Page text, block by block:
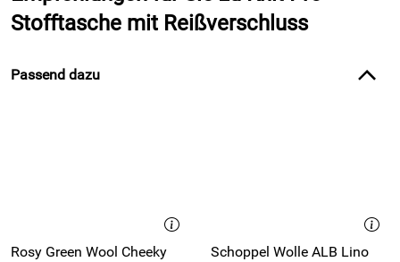
Stofftasche mit Reißverschluss
Passend dazu
Rosy Green Wool Cheeky
Schoppel Wolle ALB Lino